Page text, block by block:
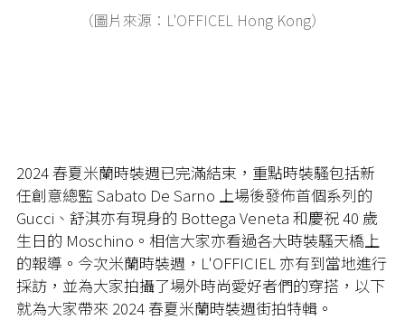
（圖片來源：L'OFFICEL Hong Kong）
2024 春夏米蘭時裝週已完滿結束，重點時裝騷包括新
任創意總監 Sabato De Sarno 上場後發佈首個系列的
Gucci、舒淇亦有現身的 Bottega Veneta 和慶祝 40 歲
生日的 Moschino。相信大家亦看過各大時裝騷天橋上
的報導。今次米蘭時裝週，L'OFFICIEL 亦有到當地進行
採訪，並為大家拍攝了場外時尚愛好者們的穿搭，以下
就為大家帶來 2024 春夏米蘭時裝週街拍特輯。